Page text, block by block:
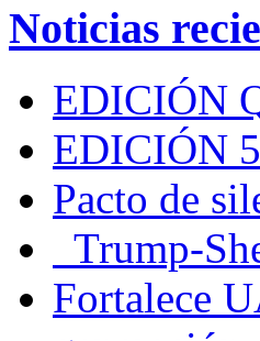
Noticias
EDICIÓN
EDICIÓN
Pacto de
Trump-
Fortalece